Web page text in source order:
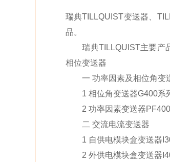
瑞典TILLQUIST变送器、
品。
瑞典TILLQUIST主要产品
相位变送器
一 功率因素及相位角变
1 相位角变送器G400系
2 功率因素变送器PF400
二 交流电流变送器
1 自供电模块盒变送器
2 外供电模块盒变送器